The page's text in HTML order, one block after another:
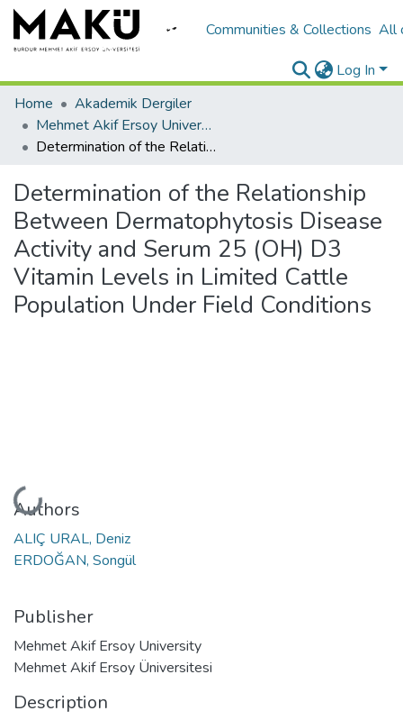
Communities & Collections All
Log In
Home
Akademik Dergiler
Mehmet Akif Ersoy University Journal of Health Sciences Institute
Determination of the Relationship Between Dermatophytosis Disease Activity and Serum 25 (OH) D3 Vitamin Levels in Limited Cattle Population Under Field Conditions
Determination of the Relationship
Between Dermatophytosis Disease
Activity and Serum 25 (OH) D3
Vitamin Levels in Limited Cattle
Population Under Field Conditions
Loading...
Authors
ALIÇ URAL, Deniz
ERDOĞAN, Songül
Publisher
Mehmet Akif Ersoy University
Mehmet Akif Ersoy Üniversitesi
Description